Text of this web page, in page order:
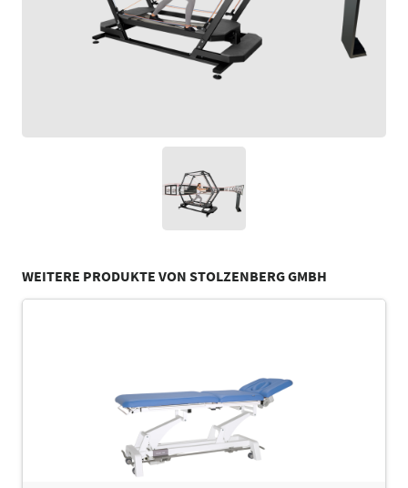
WEITERE PRODUKTE VON STOLZENBERG GMBH